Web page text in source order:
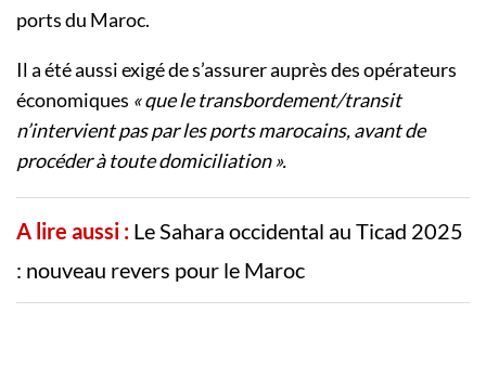
ports du Maroc.
Il a été aussi exigé de s’assurer auprès des opérateurs
économiques « que le transbordement/transit
n’intervient pas par les ports marocains, avant de
procéder à toute domiciliation ».
A lire aussi : Le Sahara occidental au Ticad 2025
: nouveau revers pour le Maroc